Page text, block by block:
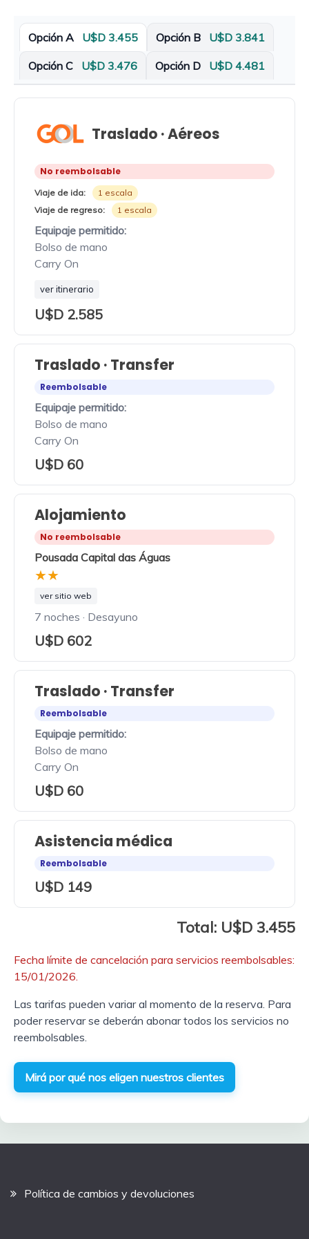
Opción A U$D 3.455 Opción B U$D 3.841
Opción C U$D 3.476 Opción D U$D 4.481
Traslado · Aéreos
No reembolsable
Viaje de ida:
1 escala
Viaje de regreso:
1 escala
Equipaje permitido:
Bolso de mano
Carry On
ver itinerario
U$D 2.585
Traslado · Transfer
Reembolsable
Equipaje permitido:
Bolso de mano
Carry On
U$D 60
Alojamiento
No reembolsable
Pousada Capital das Águas
★★
ver sitio web
7 noches · Desayuno
U$D 602
Traslado · Transfer
Reembolsable
Equipaje permitido:
Bolso de mano
Carry On
U$D 60
Asistencia médica
Reembolsable
U$D 149
Total: U$D 3.455
Fecha límite de cancelación para servicios reembolsables:
15/01/2026.
Las tarifas pueden variar al momento de la reserva. Para
poder reservar se deberán abonar todos los servicios no
reembolsables.
Mirá por qué nos eligen nuestros clientes
Política de cambios y devoluciones